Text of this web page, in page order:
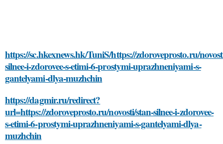
https://sc.hkexnews.hk/TuniS/https://zdoroveprosto.ru/
silnee-i-zdorovee-s-etimi-6-prostymi-uprazhneniyami-s-
gantelyami-dlya-muzhchin
https://dagmir.ru/redirect?
url=https://zdoroveprosto.ru/novosti/stan-silnee-i-zdorovee-
s-etimi-6-prostymi-uprazhneniyami-s-gantelyami-dlya-
muzhchin